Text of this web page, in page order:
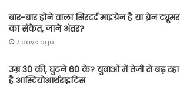
बार-बार होने वाला सिरदर्द माइग्रेन है या ब्रेन ट्यूमर
का संकेत, जाने अंतर?
7 days ago
उम्र 30 की, घुटने 60 के? युवाओं में तेजी से बढ़ रहा
है आस्टियोआर्थराइटिस